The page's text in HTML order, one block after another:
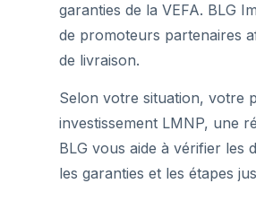
garanties de la VEFA. BLG
de promoteurs partenaires
de livraison.
Selon votre situation, votre
investissement LMNP, une
BLG vous aide à vérifier les
les garanties et les étapes